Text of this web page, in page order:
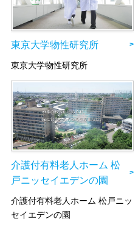
東京大学物性研究所
東京大学物性研究所
介護付有料老人ホーム 松
戸ニッセイエデンの園
介護付有料老人ホーム 松戸ニッ
セイエデンの園